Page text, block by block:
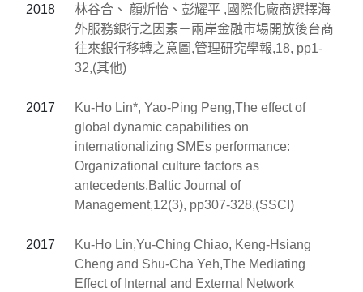
2018
林谷合、 顏炘怡、彭耀平 ,國際化廠商選擇海
外服務銀行之因素－兩岸金融市場開放後台商
往來銀行移轉之意圖,管理研究學報,18, pp1-
32,(其他)
2017
Ku-Ho Lin*, Yao-Ping Peng,The effect of
global dynamic capabilities on
internationalizing SMEs performance:
Organizational culture factors as
antecedents,Baltic Journal of
Management,12(3), pp307-328,(SSCI)
2017
Ku-Ho Lin,Yu-Ching Chiao, Keng-Hsiang
Cheng and Shu-Cha Yeh,The Mediating
Effect of Internal and External Network